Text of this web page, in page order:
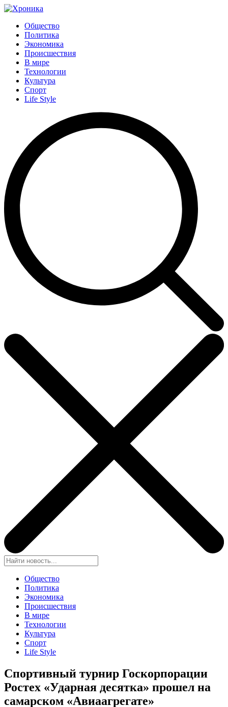
Общество
Политика
Экономика
Происшествия
В мире
Технологии
Культура
Спорт
Life Style
Общество
Политика
Экономика
Происшествия
В мире
Технологии
Культура
Спорт
Life Style
Спортивный турнир Госкорпорации
Ростех «Ударная десятка» прошел на
самарском «Авиаагрегате»